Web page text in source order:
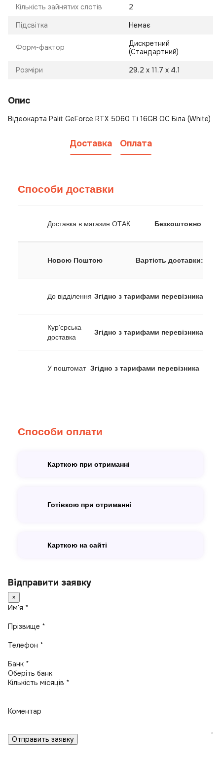
Кількість зайнятих слотів 2
Підсвітка Немає
Форм-фактор
Дискретний
(Стандартний)
Розміри 29.2 х 11.7 х 4.1
Опис
Відеокарта Palit GeForce RTX 5060 Ti 16GB OC Біла (White)
Доставка Оплата
Способи доставки
Доставка в магазин ОТАК Безкоштовно
Новою Поштою Вартість доставки:
До відділення Згідно з тарифами перевізника
Кур'єрська
доставка
Згідно з тарифами перевізника
У поштомат Згідно з тарифами перевізника
Способи оплати
Карткою при отриманні
Готівкою при отриманні
Карткою на сайті
Відправити заявку
×
Имʼя *
Прізвище *
Телефон *
Банк *
Кількість місяців *
Коментар
Отправить заявку